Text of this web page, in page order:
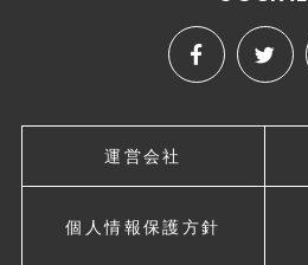
運営会社
個人情報保護方針